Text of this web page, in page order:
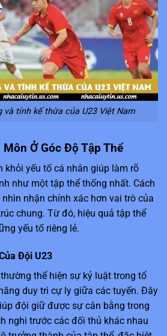
và tính kế thừa của U23 Việt Nam
Ở Góc Độ Tập Thể
khỏi yếu tố cá nhân giúp làm rõ
như một tập thể thống nhất. Cách
nhận chính xác hơn vai trò của
chung. Từ đó, hiệu quả tập thể
yếu tố riêng lẻ.
Đội U23
thường thể hiện sự kỷ luật trong tổ
duy trì cự ly giữa các tuyến. Đây
đội giữ được sự cân bằng trong
nghi trước các đối thủ khác nhau